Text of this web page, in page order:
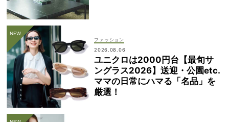
ファッション
2026.08.06
ユニクロは2000円台【最旬サ
ングラス2026】送迎・公園etc.
ママの日常にハマる「名品」を
厳選！